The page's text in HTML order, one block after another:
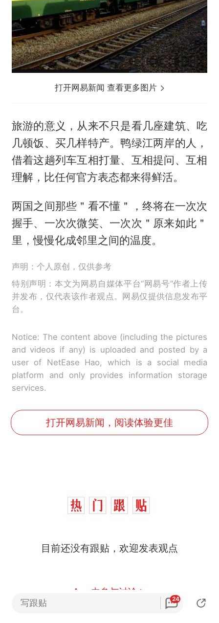
打开网易新闻 查看更多图片
旅游的意义，从来不只是看几座建筑、吃
几顿饭、买几样特产。鸭绿江两岸的人，
借着这趟列车互相打量、互相提问、互相
理解，比任何官方表态都来得鲜活。
两国之间那些＂看不懂＂，终将在一次次
握手、一次次微笑、一次次＂原来如此＂
里，慢慢化成邻里之间的温度。
声明：个人原创，仅供参考
特别声明：本文为网易自媒体平台“网易号”作者上传
并发布，仅代表该作者观点。网易仅提供信息发布平
台。
Notice: The content above (including the pictures
and videos if any) is uploaded and posted by a
user of NetEase Hao, which is a social media
platform and only provides information storage
services.
打开网易新闻，阅读体验更佳
目前还没有跟贴，欢迎发表观点
App内参与讨论
写跟贴 24